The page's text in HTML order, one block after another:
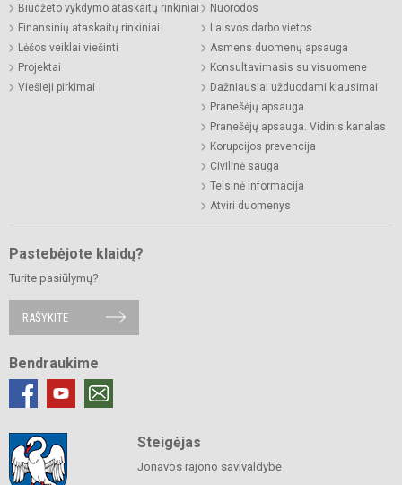
Biudžeto vykdymo ataskaitų rinkiniai
Finansinių ataskaitų rinkiniai
Lėšos veiklai viešinti
Projektai
Viešieji pirkimai
Nuorodos
Laisvos darbo vietos
Asmens duomenų apsauga
Konsultavimasis su visuomene
Dažniausiai užduodami klausimai
Pranešėjų apsauga
Pranešėjų apsauga. Vidinis kanalas
Korupcijos prevencija
Civilinė sauga
Teisinė informacija
Atviri duomenys
Pastebėjote klaidų?
Turite pasiūlymų?
RAŠYKITE
Bendraukime
Steigėjas
Jonavos rajono savivaldybė